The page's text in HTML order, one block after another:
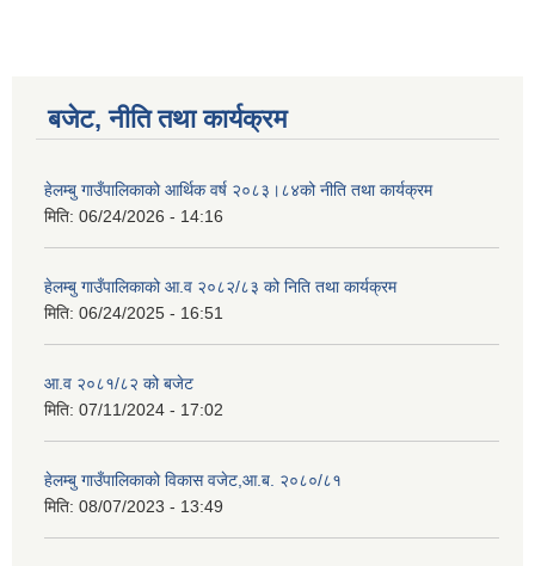
बजेट, नीति तथा कार्यक्रम
हेलम्बु गाउँपालिकाको आर्थिक वर्ष २०८३।८४को नीति तथा कार्यक्रम
मिति: 06/24/2026 - 14:16
हेलम्बु गाउँपालिकाको आ.व २०८२/८३ को निति तथा कार्यक्रम
मिति: 06/24/2025 - 16:51
आ.व २०८१/८२ को बजेट
मिति: 07/11/2024 - 17:02
हेलम्बु गाउँपालिकाको विकास वजेट,आ.ब. २०८०/८१
मिति: 08/07/2023 - 13:49